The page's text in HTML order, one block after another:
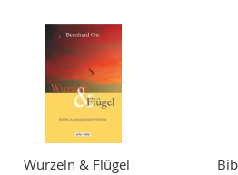
Wurzeln & Flügel